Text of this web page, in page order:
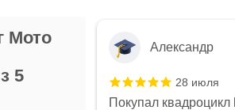
Мото
5
Александр
28 июля
Покупал